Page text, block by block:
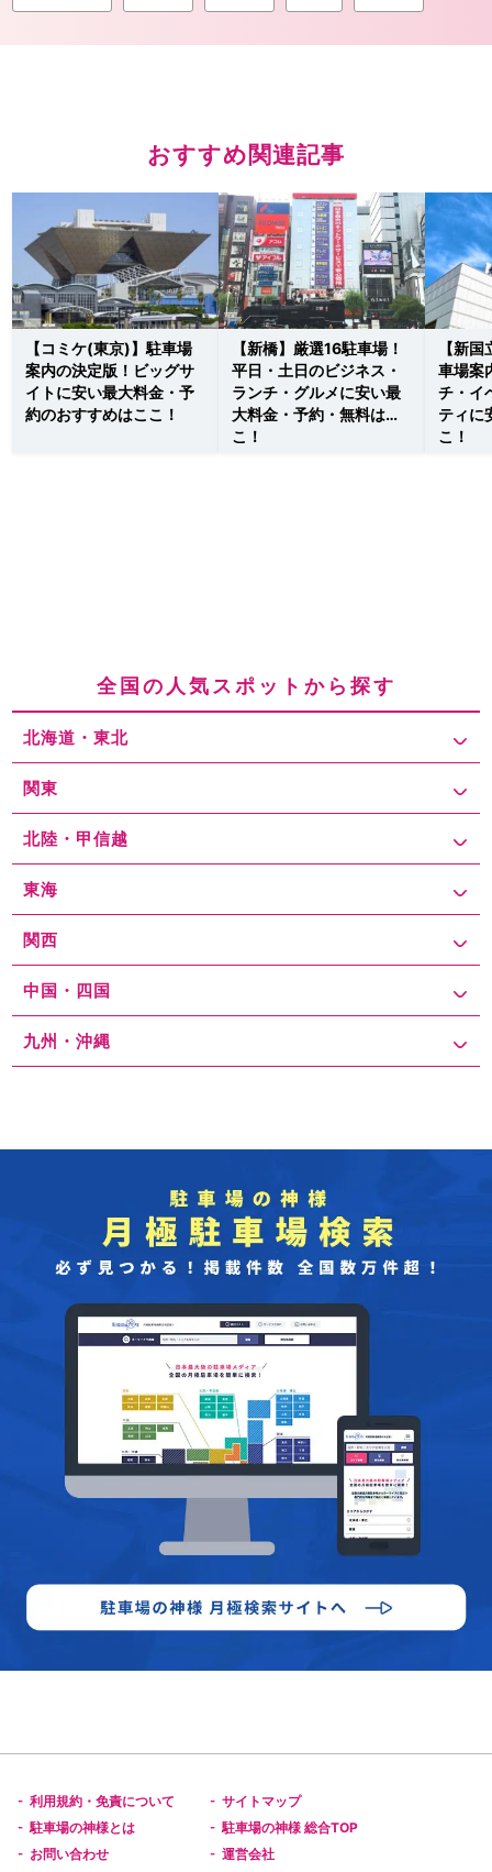
おすすめ関連記事
【コミケ(東京)】駐車場
案内の決定版！ビッグサ
イトに安い最大料金・予
約のおすすめはここ！
【新橋】厳選16駐車場！
平日・土日のビジネス・
ランチ・グルメに安い最
大料金・予約・無料はこ
こ！
【新
車場案
チ・イ
ティに
こ！
全国の人気スポットから探す
北海道・東北
関東
北陸・甲信越
東海
関西
中国・四国
九州・沖縄
- 利用規約・免責について - サイトマップ
- 駐車場の神様とは - 駐車場の神様 総合TOP
- お問い合わせ - 運営会社